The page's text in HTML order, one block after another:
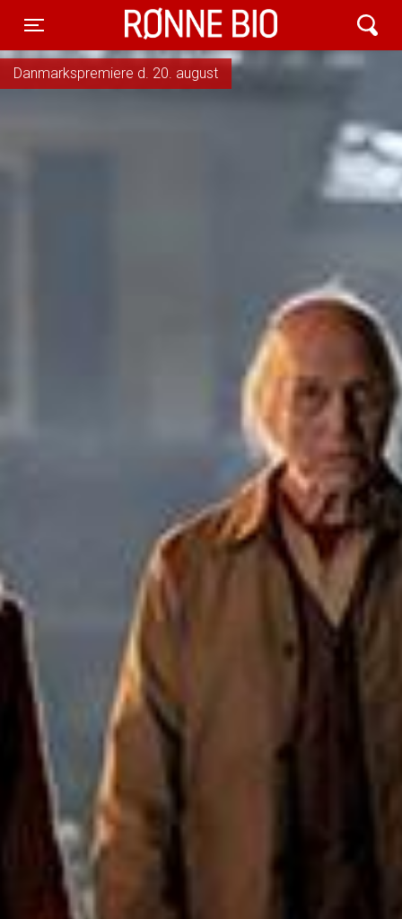
Toggle navigation
Rønne Bio
Danmarkspremiere d. 20. august